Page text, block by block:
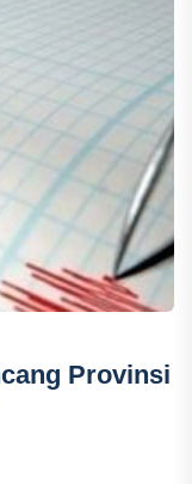
Provinsi